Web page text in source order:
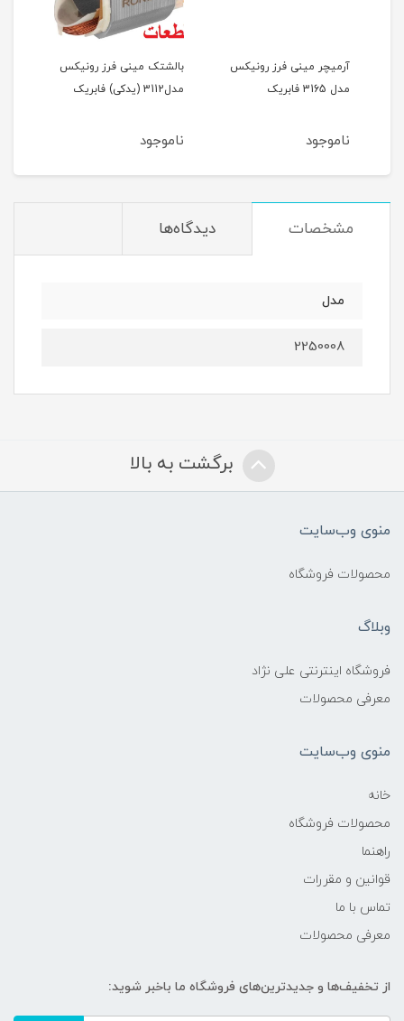
آرمیچر مینی فرز رونیکس
مدل 3165 فابریک
ناموجود
بالشتک مینی فرز رونیکس
مدل3112 (یدکی) فابریک
ناموجود
مشخصات دیدگاه‌ها
مدل
2250008
برگشت به بالا
منوی وب‌سایت
محصولات فروشگاه
وبلاگ
فروشگاه اینترنتی علی نژاد
معرفی محصولات
منوی وب‌سایت
خانه
محصولات فروشگاه
راهنما
قوانین و مقررات
تماس با ما
معرفی محصولات
از تخفیف‌ها و جدیدترین‌های فروشگاه ما باخبر شوید: